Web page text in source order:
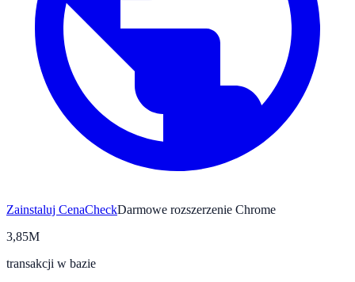
Zainstaluj CenaCheckDarmowe rozszerzenie Chrome
3,85M
transakcji w bazie